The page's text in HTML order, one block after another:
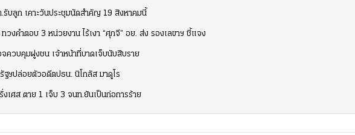
บลูก เคาะวันประชุมนัดสำคัญ 19 สิงหาคมนี้
วงคำตอบ 3 หน่วยงาน ไร้เงา “ศุภจี” อย. ส่ง รองเลขาฯ ชี้แจง
ควบคุมฝูงชน เจ้าหน้าที่บาดเจ็บนับสิบราย
ฐฯปล่อยตัวอดีตปธน. นิโกลัส มาดูโร
เศส ตาย 1 เจ็บ 3 จนท.ยันเป็นก่อการร้าย